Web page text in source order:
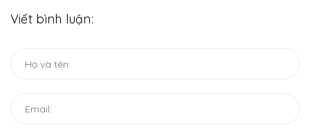
Viết bình luận: